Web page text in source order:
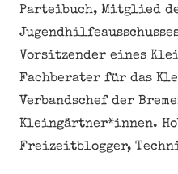
Parteibuch, Mitglied
Vorsitzender eines
Fachberater für das
Verbandschef der
Kleingärtner*innen.
Freizeitblogger,